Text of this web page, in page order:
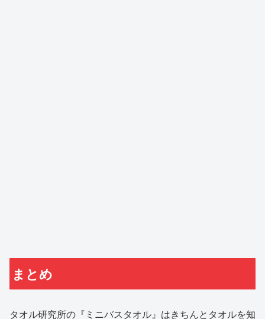
まとめ
タオル研究所の『ミニバスタオル』はきちんとタオルを知